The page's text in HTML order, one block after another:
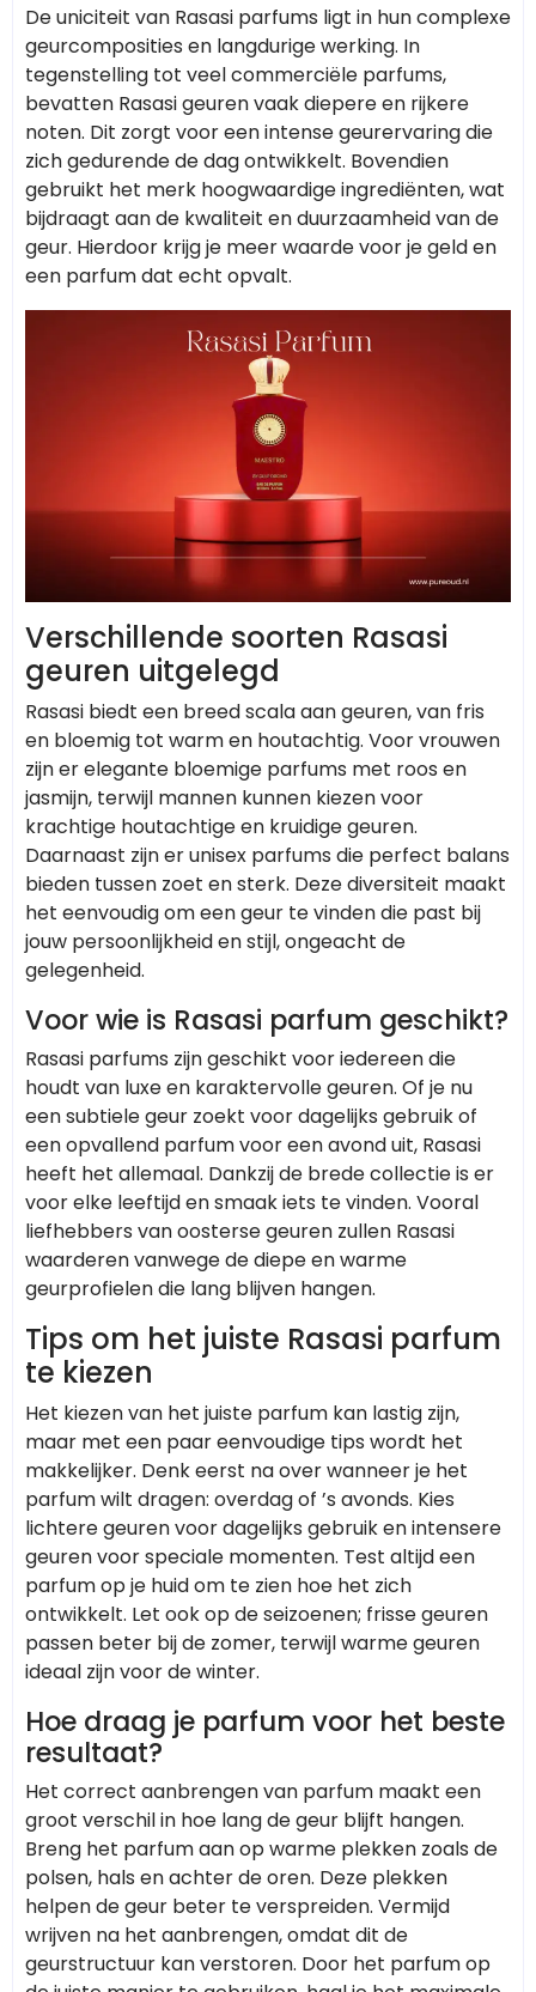
De uniciteit van Rasasi parfums ligt in hun complexe
geurcomposities en langdurige werking. In
tegenstelling tot veel commerciële parfums,
bevatten Rasasi geuren vaak diepere en rijkere
noten. Dit zorgt voor een intense geurervaring die
zich gedurende de dag ontwikkelt. Bovendien
gebruikt het merk hoogwaardige ingrediënten, wat
bijdraagt aan de kwaliteit en duurzaamheid van de
geur. Hierdoor krijg je meer waarde voor je geld en
een parfum dat echt opvalt.
Verschillende soorten Rasasi
geuren uitgelegd
Rasasi biedt een breed scala aan geuren, van fris
en bloemig tot warm en houtachtig. Voor vrouwen
zijn er elegante bloemige parfums met roos en
jasmijn, terwijl mannen kunnen kiezen voor
krachtige houtachtige en kruidige geuren.
Daarnaast zijn er unisex parfums die perfect balans
bieden tussen zoet en sterk. Deze diversiteit maakt
het eenvoudig om een geur te vinden die past bij
jouw persoonlijkheid en stijl, ongeacht de
gelegenheid.
Voor wie is Rasasi parfum geschikt?
Rasasi parfums zijn geschikt voor iedereen die
houdt van luxe en karaktervolle geuren. Of je nu
een subtiele geur zoekt voor dagelijks gebruik of
een opvallend parfum voor een avond uit, Rasasi
heeft het allemaal. Dankzij de brede collectie is er
voor elke leeftijd en smaak iets te vinden. Vooral
liefhebbers van oosterse geuren zullen Rasasi
waarderen vanwege de diepe en warme
geurprofielen die lang blijven hangen.
Tips om het juiste Rasasi parfum
te kiezen
Het kiezen van het juiste parfum kan lastig zijn,
maar met een paar eenvoudige tips wordt het
makkelijker. Denk eerst na over wanneer je het
parfum wilt dragen: overdag of ’s avonds. Kies
lichtere geuren voor dagelijks gebruik en intensere
geuren voor speciale momenten. Test altijd een
parfum op je huid om te zien hoe het zich
ontwikkelt. Let ook op de seizoenen; frisse geuren
passen beter bij de zomer, terwijl warme geuren
ideaal zijn voor de winter.
Hoe draag je parfum voor het beste
resultaat?
Het correct aanbrengen van parfum maakt een
groot verschil in hoe lang de geur blijft hangen.
Breng het parfum aan op warme plekken zoals de
polsen, hals en achter de oren. Deze plekken
helpen de geur beter te verspreiden. Vermijd
wrijven na het aanbrengen, omdat dit de
geurstructuur kan verstoren. Door het parfum op